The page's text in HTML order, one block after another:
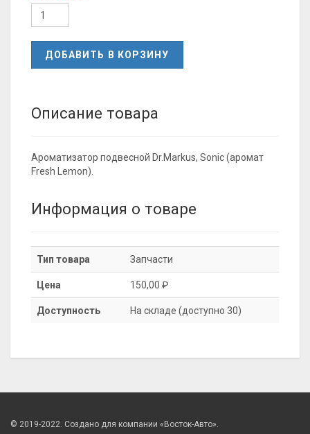
ДОБАВИТЬ В КОРЗИНУ
Описание товара
Ароматизатор подвесной Dr.Markus, Sonic (аромат
Fresh Lemon).
Информация о товаре
Тип товара Запчасти
Цена 150,00 ₽
Доступность На складе (доступно 30)
© 2019-2022. Создано для компании «Восток-Авто».